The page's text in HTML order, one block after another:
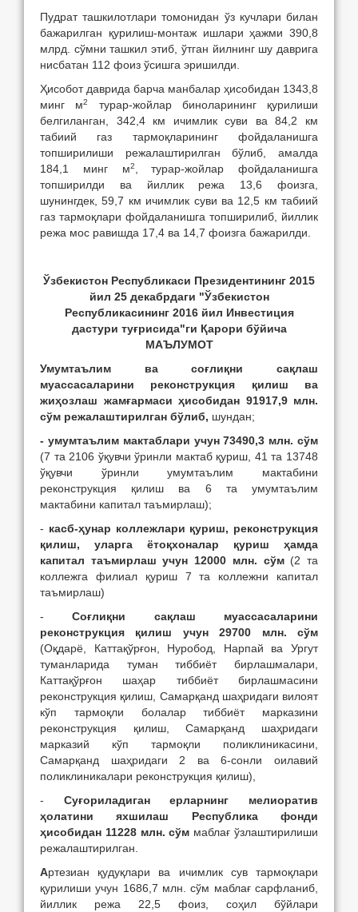
Пудрат ташкилотлари томонидан ўз кучлари билан
бажарилган қурилиш-монтаж ишлари ҳажми 390,8
млрд. сўмни ташкил этиб, ўтган йилнинг шу даврига
нисбатан 112 фоиз ўсишга эришилди.
Ҳисобот даврида барча манбалар ҳисобидан 1343,8
минг м2
турар-жойлар биноларининг қурилиши
белгиланган, 342,4 км ичимлик суви ва 84,2 км
табиий газ тармоқларининг фойдаланишга
топширилиши режалаштирилган бўлиб, амалда
184,1 минг м2
турар-жойлар фойдаланишга
топширилди ва йиллик режа 13,6 фоизга,
шунингдек, 59,7 км ичимлик суви ва 12,5 км табиий
газ тармоқлари фойдаланишга топширилиб, йиллик
режа мос равишда 17,4 ва 14,7 фоизга бажарилди.
Ўзбекистон Республикаси Президентининг 2015
йил 25 декабрдаги "Ўзбекистон
Республикасининг 2016 йил Инвестиция
дастури туғрисида"ги Қарори бўйича
МАЪЛУМОТ
Умумтаълим ва соғлиқни сақлаш
муассасаларини реконструкция қилиш ва
жиҳозлаш жамғармаси ҳисобидан 91917,9 млн.
сўм режалаштирилган бўлиб, шундан;
- умумтаълим мактаблари учун 73490,3 млн. сўм
(7 та 2106 ўқувчи ўринли мактаб қуриш, 41 та 13748
ўқувчи ўринли умумтаълим мактабини
реконструкция қилиш ва 6 та умумтаълим
мактабини капитал таъмирлаш);
- касб-ҳунар коллежлари қуриш, реконструкция
қилиш, уларга ётоқхоналар қуриш ҳамда
капитал таъмирлаш учун 12000 млн. сўм (2 та
коллежга филиал қуриш 7 та коллежни капитал
таъмирлаш)
-Соғлиқни сақлаш муассасаларини
реконструкция қилиш учун 29700 млн. сўм
(Оқдарё, Каттақўрғон, Нуробод, Нарпай ва Ургут
туманларида туман тиббиёт бирлашмалари,
Каттақўрғон шаҳар тиббиёт бирлашмасини
реконструкция қилиш, Самарқанд шаҳридаги вилоят
кўп тармоқли болалар тиббиёт марказини
реконструкция қилиш, Самарқанд шаҳридаги
марказий кўп тармоқли поликлиникасини,
Самарқанд шаҳридаги 2 ва 6-сонли оилавий
поликлиникалари реконструкция қилиш),
- Суғориладиган ерларнинг мелиоратив
ҳолатини яхшилаш Республика фонди
ҳисобидан 11228 млн. сўм маблағ ўзлаштирилиши
режалаштирилган.
Артезиан қудуқлари ва ичимлик сув тармоқлари
қурилиши учун 1686,7 млн. сўм маблағ сарфланиб,
йиллик режа 22,5 фоиз, соҳил бўйлари